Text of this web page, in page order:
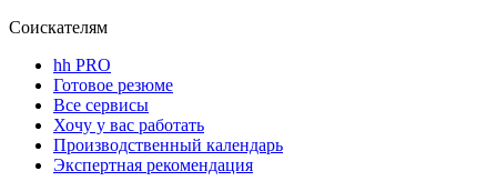
Соискателям
hh PRO
Готовое резюме
Все сервисы
Хочу у вас работать
Производственный календарь
Экспертная рекомендация